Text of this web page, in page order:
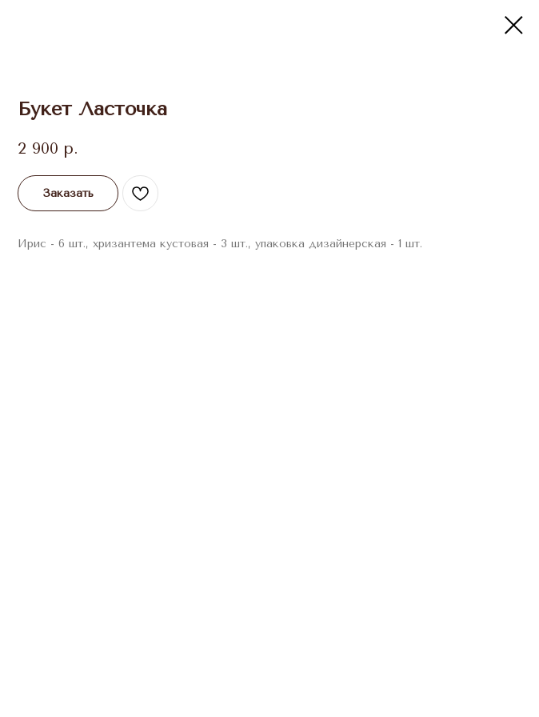
Букет Ласточка
2 900 р.
Заказать
Ирис - 6 шт., хризантема кустовая - 3 шт., упаковка дизайнерская - 1 шт.